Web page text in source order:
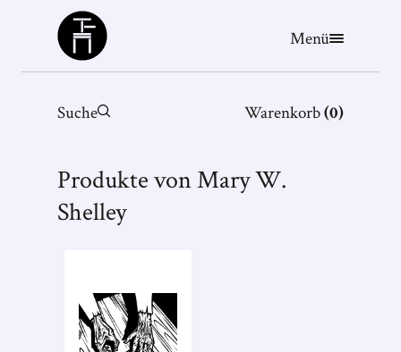
Büchergilde
Menü
Suche Warenkorb(0)
Produkte von Mary W.
Shelley